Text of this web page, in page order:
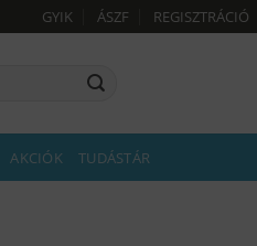
GYIK ÁSZF REGISZTRÁCIÓ
AKCIÓK TUDÁSTÁR